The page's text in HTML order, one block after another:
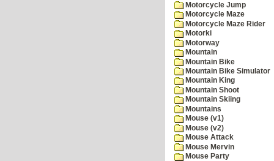
Motorcycle Jump
Motorcycle Maze
Motorcycle Maze Rider
Motorki
Motorway
Mountain
Mountain Bike
Mountain Bike Simulator
Mountain King
Mountain Shoot
Mountain Skiing
Mountains
Mouse (v1)
Mouse (v2)
Mouse Attack
Mouse Mervin
Mouse Party